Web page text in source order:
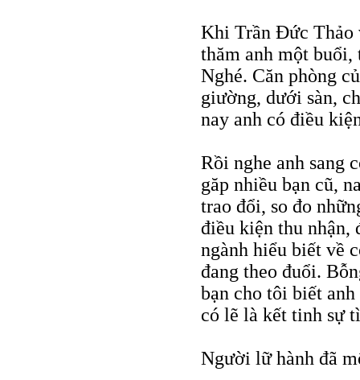
Khi Trần Đức Thảo
thăm anh một buổi,
Nghé. Căn phòng
giường, dưới sàn,
nay anh có điều
Rồi nghe anh sang
găp nhiều bạn cũ,
trao đổi, so đo
điều kiện thu nhận,
ngành hiểu biết về
đang theo đuổi.
bạn cho tôi biết
có lẽ là kết tinh sự
Người lữ hành đã